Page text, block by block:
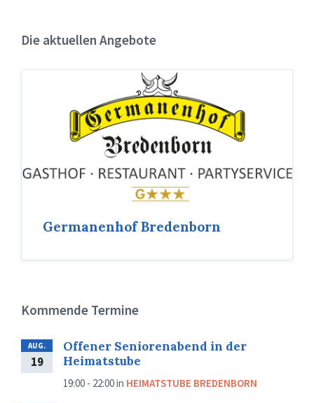
Die aktuellen Angebote
Germanenhof Bredenborn
Kommende Termine
AUG.
19
Offener Seniorenabend in der
Heimatstube
19:00 - 22:00in HEIMATSTUBE BREDENBORN